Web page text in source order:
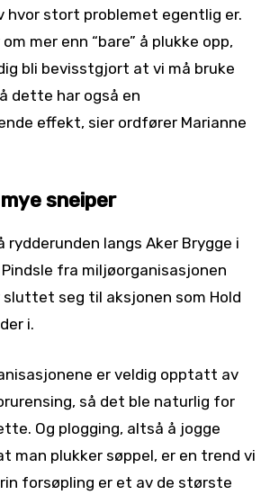
hvor stort problemet egentlig er.
mer enn “bare” å plukke opp,
bli bevisstgjort at vi må bruke
dette har også en
effekt, sier ordfører Marianne
sneiper
rydderunden langs Aker Brygge i
Pindsle fra miljøorganisasjonen
sluttet seg til aksjonen som Hold
i.
er veldig opptatt av
så det ble naturlig for
Og plogging, altså å jogge
man plukker søppel, er en trend vi
forsøpling er et av de største